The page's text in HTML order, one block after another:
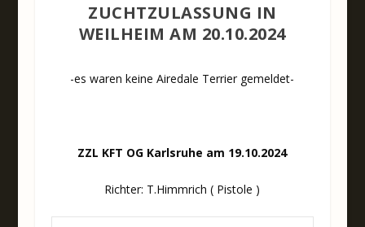
ZUCHTZULASSUNG IN
WEILHEIM AM 20.10.2024
-es waren keine Airedale Terrier gemeldet-
ZZL KFT OG Karlsruhe am 19.10.2024
Richter: T.Himmrich ( Pistole )